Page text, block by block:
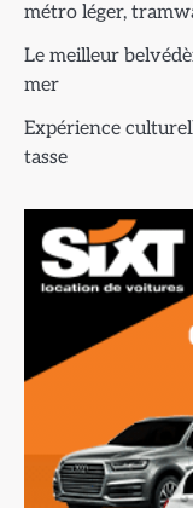
métro léger,
Le meilleur
mer
Expérience
tasse